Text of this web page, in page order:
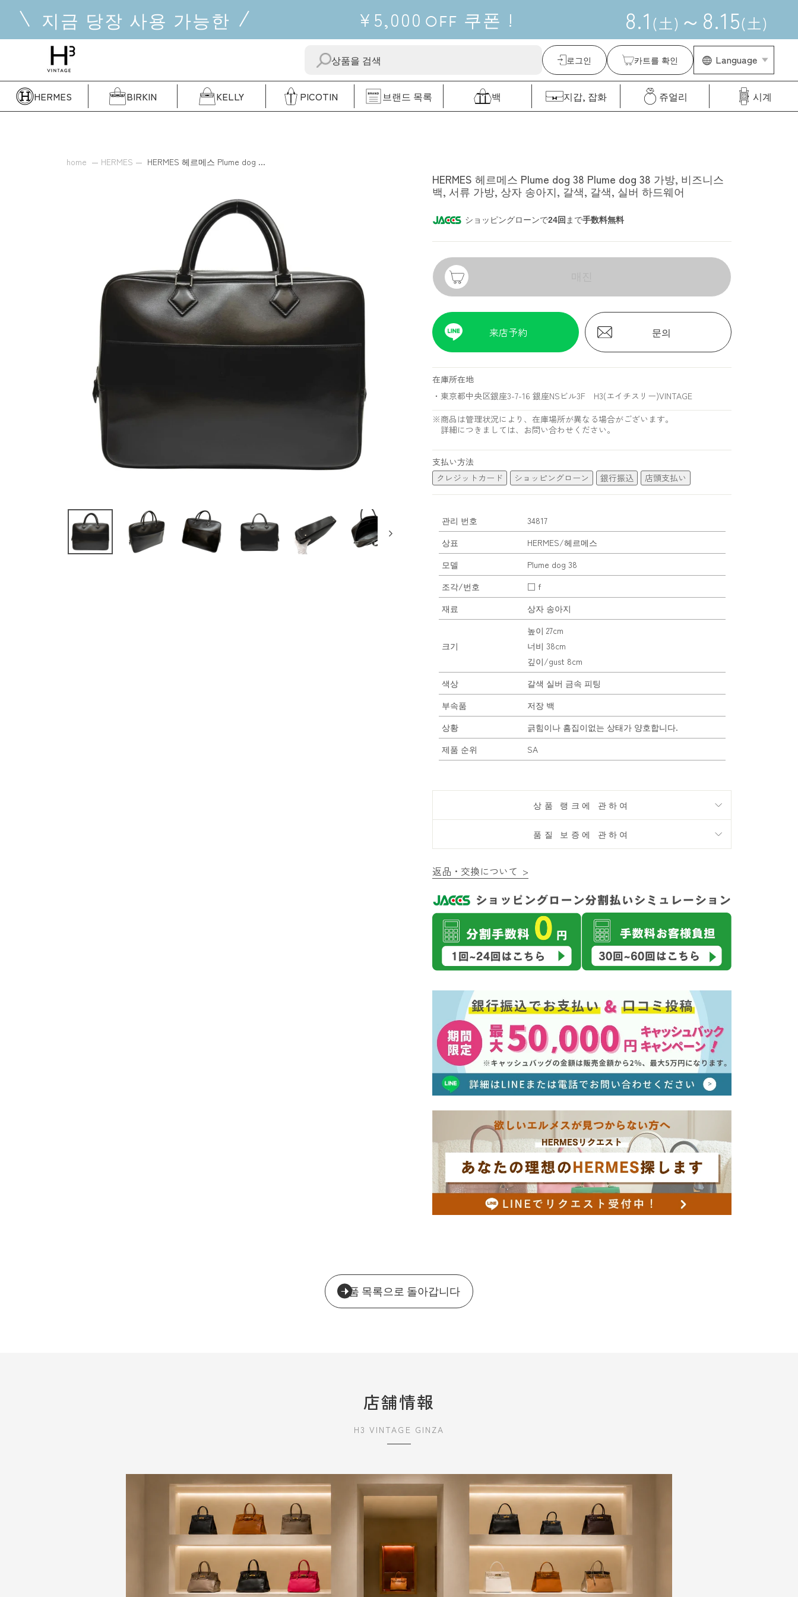
다
지금 당장 사용 가능한 ¥5,000 OFF 쿠폰 ! 8.1 (土) ～ 8.15(土)
보
다
"닫
로그인 카트를 확인 Language
HERMES BIRKIN KELLY PICOTIN 브랜드 목록 백 지갑, 잡화 쥬얼리 시계
home HERMES HERMES 헤르메스 Plume dog ...
HERMES 헤르메스 Plume dog 38 Plume dog 38 가방, 비즈니스
백, 서류 가방, 상자 송아지, 갈색, 갈색, 실버 하드웨어
ショッピングローンで24回 まで手数料無料
来店予約 문의
在庫所在地
・東京都中央区銀座3-7-16 銀座NSビル3F H3(エイチスリー)VINTAGE
※商品は管理状況により、在庫場所が異なる場合がございます。
詳細につきましては、お問い合わせください。
支払い方法
クレジットカード
ショッピングローン 銀行振込 店頭支払い
관리 번호
34817
상표
HERMES/헤르메스
모델
Plume dog 38
조각/번호
□ f
재료
상자 송아지
크기
높이 27cm
너비 38cm
깊이/gust 8cm
색상
갈색 실버 금속 피팅
부속품
저장 백
상황
긁힘이나 흠집이없는 상태가 양호합니다.
제품 순위
SA
상품 랭크에 관하여
품질 보증에 관하여
返品・交換について >
제품 목록으로 돌아갑니다
店舗情報
H3 VINTAGE GINZA